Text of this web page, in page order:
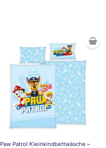
Paw Patrol Kleinkindbettwäsche –